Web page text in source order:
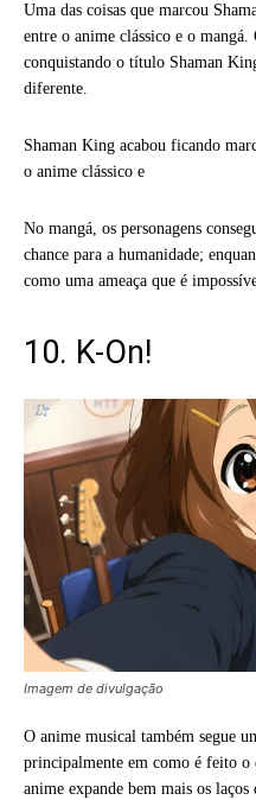
Uma das coisas que marcou
entre o anime clássico e o
conquistando o título Shaman
diferente.
Shaman King acabou ficando
o anime clássico e
No mangá, os personagens
chance para a humanidade;
como uma ameaça que é
10. K-On!
Imagem de divulgação
O anime musical também segue
principalmente em como é feito o
anime expande bem mais os laços